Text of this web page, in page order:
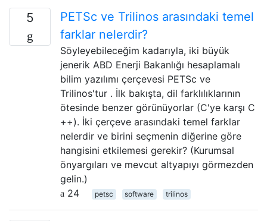
5
PETSc ve Trilinos arasındaki temel
farklar nelerdir?
Söyleyebileceğim kadarıyla, iki büyük
jenerik ABD Enerji Bakanlığı hesaplamalı
bilim yazılımı çerçevesi PETSc ve
Trilinos'tur . İlk bakışta, dil farklılıklarının
ötesinde benzer görünüyorlar (C'ye karşı C
++). İki çerçeve arasındaki temel farklar
nelerdir ve birini seçmenin diğerine göre
hangisini etkilemesi gerekir? (Kurumsal
önyargıları ve mevcut altyapıyı görmezden
gelin.)
24
petsc software trilinos